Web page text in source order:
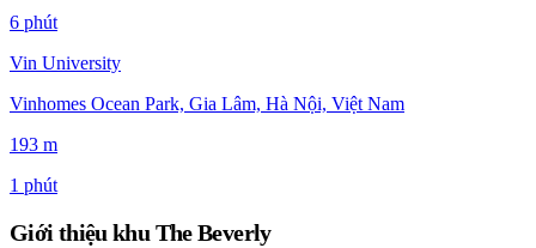
6 phút
Vin University
Vinhomes Ocean Park, Gia Lâm, Hà Nội, Việt Nam
193 m
1 phút
Giới thiệu khu The Beverly